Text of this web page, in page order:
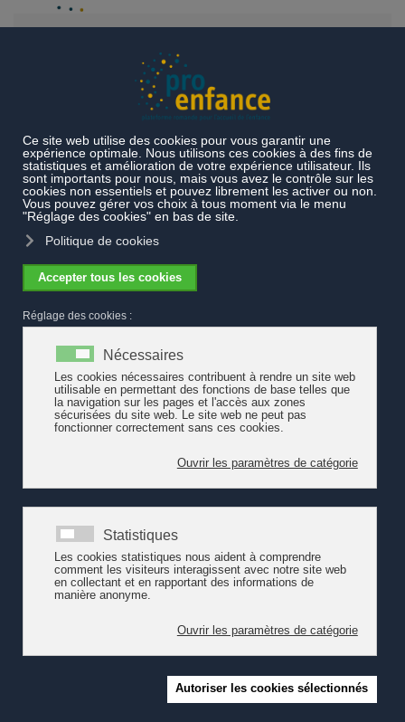
Exemples de pratiques
Gouvernance
Amélioration des conditions-cadres de l'accueil familial de jour
dans le canton de Vaud
Amélioration des conditions-cadres de
l'accueil familial de jour dans le canton
de Vaud
L’Office de l’accueil de jour des enfants de l'Etat de Vaud (OAJE),
des enfants (FAJE), a conduit des travaux pour revaloriser ce
type d'accueil. Sur la base d'une analyse de la situation, 3millions
de francs supplémentaires par an seront investis. Les premières
mesures arrêtées constituentune première étapevis
apporter une amélioration substantielledes conditions
d’encadrement et de travail des accueillant·es en milieu familial
Pour mener ses travaux, l'OAJE s'est appuyée sur des groupes
de travail réunissant des répondant·es pour l’accueil familial de
jour, des responsables de structures de coordination et des
Table ronde sur l’accueil familial de jour, à laquelle des
accueillantes ont participé ainsi que divers organismes dont
enfance.Une enquête portant sur le profil des accueillant·es et de
leurs conditions de travail a également été réalisée par la FAJE.
% sont des femmes, qui exercent cette activité dans le canton, en
étant affiliées à une structure de coordination mise en place par
exercent leur activité à titre principal (à un taux de 80 % en
moyenne), sont au bénéfice d’une formation de base de niveau